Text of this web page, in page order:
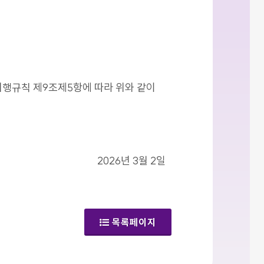
행규칙 제9조제5항에 따라 위와 같이
2026년 3월 2일
목록페이지